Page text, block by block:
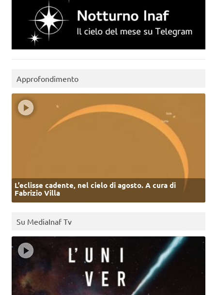
Approfondimento
L’eclisse cadente, nel cielo di agosto. A cura di
Fabrizio Villa
Su MediaInaf Tv